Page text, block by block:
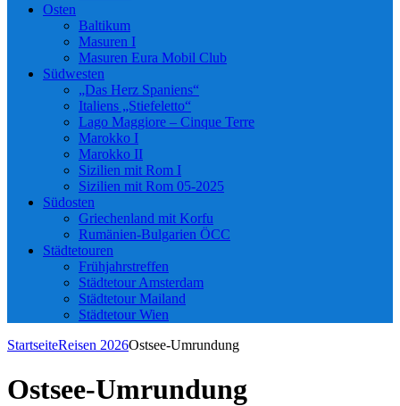
Osten
Baltikum
Masuren I
Masuren Eura Mobil Club
Südwesten
„Das Herz Spaniens“
Italiens „Stiefeletto“
Lago Maggiore – Cinque Terre
Marokko I
Marokko II
Sizilien mit Rom I
Sizilien mit Rom 05-2025
Südosten
Griechenland mit Korfu
Rumänien-Bulgarien ÖCC
Städtetouren
Frühjahrstreffen
Städtetour Amsterdam
Städtetour Mailand
Städtetour Wien
StartseiteReisen 2026Ostsee-Umrundung
Ostsee-Umrundung